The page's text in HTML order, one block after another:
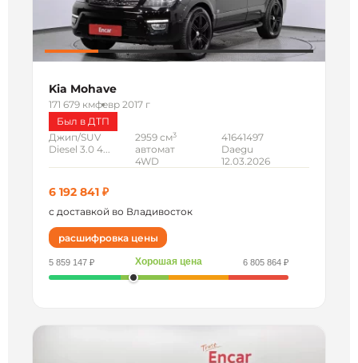
Kia Mohave
171 679 кмфевр 2017 г
Был в ДТП
Джип/SUV
Diesel 3.0 4...
2959 см3
автомат
4WD
41641497
Daegu
12.03.2026
6 192 841 ₽
с доставкой во Владивосток
расшифровка цены
5 859 147 ₽ Хорошая цена 6 805 864 ₽